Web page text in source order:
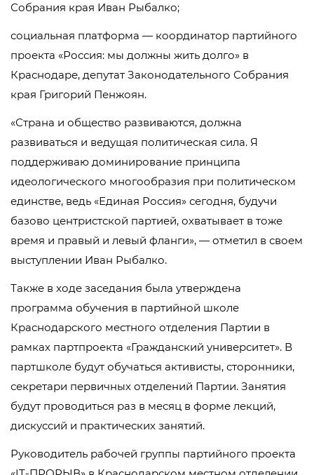
Собрания края Иван Рыбалко;
социальная платформа — координатор партийного
проекта «Россия: мы должны жить долго» в
Краснодаре, депутат Законодательного Собрания
края Григорий Пенжоян.
«Страна и общество развиваются, должна
развиваться и ведущая политическая сила. Я
поддерживаю доминирование принципа
идеологического многообразия при политическом
единстве, ведь «Единая Россия» сегодня, будучи
базово центристской партией, охватывает в тоже
время и правый и левый фланги», — отметил в своем
выступлении Иван Рыбалко.
Также в ходе заседания была утверждена
программа обучения в партийной школе
Краснодарского местного отделения Партии в
рамках партпроекта «Гражданский университет». В
партшколе будут обучаться активисты, сторонники,
секретари первичных отделений Партии. Занятия
будут проводиться раз в месяц в форме лекций,
дискуссий и практических занятий.
Руководитель рабочей группы партийного проекта